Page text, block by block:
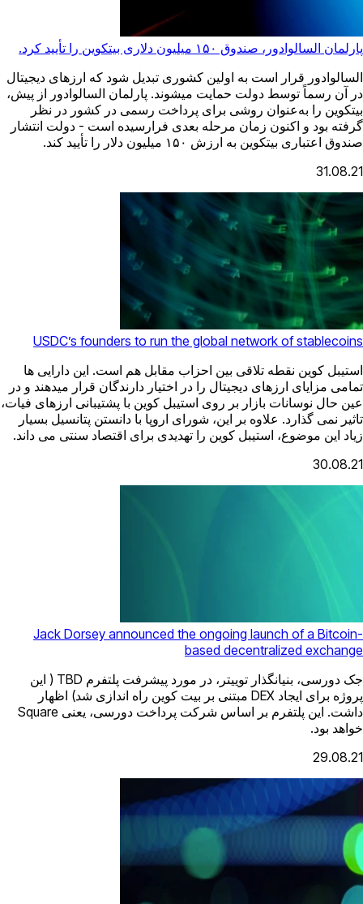
پارلمان السالوادور، صندوق ۱۵۰ میلیون دلاری بیتکوین را تأیید کرد.
السالوادور قرار است به اولین کشوری تبدیل شود که ارزهای دیجیتال
در آن رسماً توسط دولت حمایت میشوند. پارلمان السالوادور از پیش،
بیتکوین را به‌عنوان روشی برای پرداخت رسمی در کشور در نظر
گرفته بود و اکنون زمان مرحله بعدی فرارسیده است - دولت انتشار
صندوق اعتباری بیتکوین به ارزش ۱۵۰ میلیون دلار را تأیید کند.
31.08.21
USDC’s founders to run the global network of stablecoins
استیبل کوین نقطه تلاقی بین احزاب مقابل هم است. این دارایی ها
تمامی مزایای ارزهای دیجیتال را در اختیار دارندگان قرار میدهند و در
عین حال نوسانات بازار بر روی استیبل کوین با پشتیبانی ارزهای فیات،
تاثیر نمی گذارد. علاوه بر این، شورای اروپا با دانستن پتانسیل بسیار
زیاد این موضوع، استیبل کوین را تهدیدی برای اقتصاد سنتی می داند.
30.08.21
Jack Dorsey announced the ongoing launch of a Bitcoin-
based decentralized exchange
جک دورسی، بنیانگذار توییتر، در مورد پیشرفت پلتفرم TBD ( این
پروژه برای ایجاد DEX مبتنی بر بیت کوین راه اندازی شد) اظهار
داشت. این پلتفرم بر اساس شرکت پرداخت دورسی، یعنی Square
خواهد بود.
29.08.21